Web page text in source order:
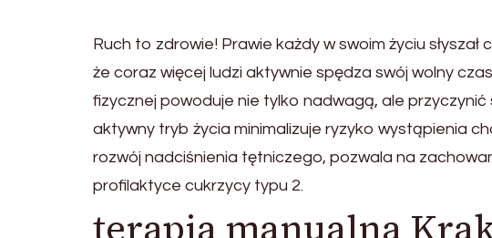
Ruch to zdrowie! Prawie każdy w swoim życiu
że coraz więcej ludzi aktywnie spędza swój wolny
fizycznej powoduje nie tylko nadwagą, ale
aktywny tryb życia minimalizuje ryzyko wystąpienia
rozwój nadciśnienia tętniczego, pozwala na
profilaktyce cukrzycy typu 2.
terapia manualna